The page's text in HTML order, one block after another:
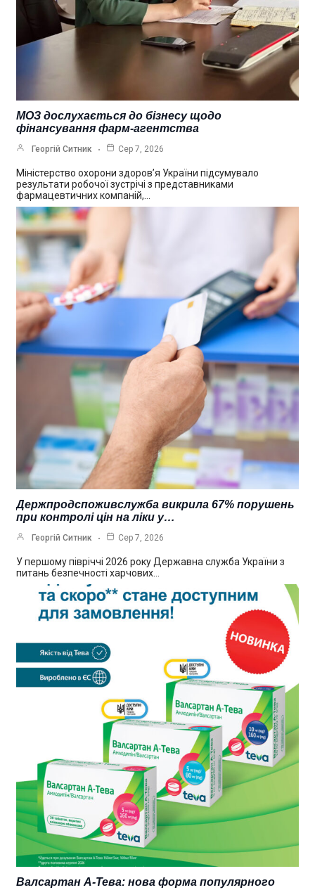
МОЗ дослухається до бізнесу щодо
фінансування фарм-агентства
Георгій Ситник Сер 7, 2026
Міністерство охорони здоров’я України підсумувало
результати робочої зустрічі з представниками
фармацевтичних компаній,…
Держпродспоживслужба викрила 67% порушень
при контролі цін на ліки у…
Георгій Ситник Сер 7, 2026
У першому півріччі 2026 року Державна служба України з
питань безпечності харчових…
Валсартан А-Тева: нова форма популярного